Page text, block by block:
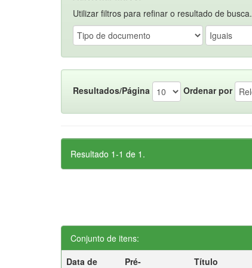
Utilizar filtros para refinar o resultado de busca.
Resultados/Página Ordenar por
Resultado 1-1 de 1.
Conjunto de itens:
Data de
Pré-
Título